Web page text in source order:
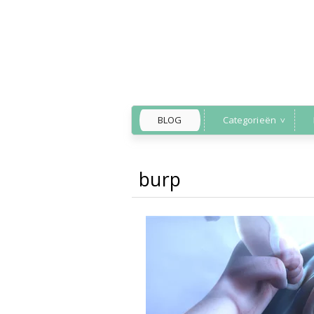
BLOG Categorieën
burp